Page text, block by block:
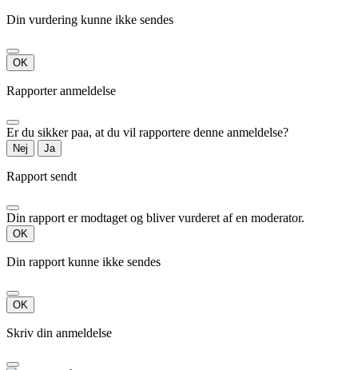
Din vurdering kunne ikke sendes
OK
Rapporter anmeldelse
Er du sikker paa, at du vil rapportere denne anmeldelse?
Nej Ja
Rapport sendt
Din rapport er modtaget og bliver vurderet af en moderator.
OK
Din rapport kunne ikke sendes
OK
Skriv din anmeldelse